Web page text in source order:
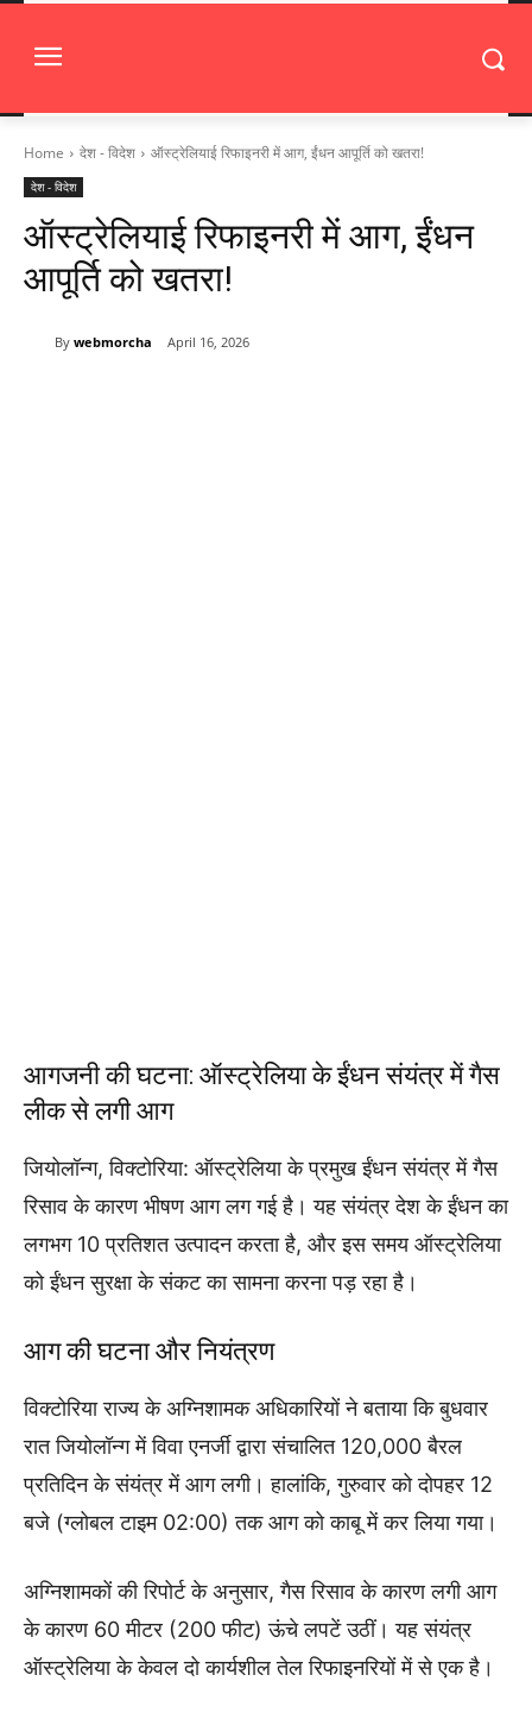
Home देश - विदेश ऑस्ट्रेलियाई रिफाइनरी में आग, ईंधन आपूर्ति को खतरा!
देश - विदेश
ऑस्ट्रेलियाई रिफाइनरी में आग, ईंधन
आपूर्ति को खतरा!
By webmorcha April 16, 2026
आगजनी की घटना: ऑस्ट्रेलिया के ईंधन संयंत्र में गैस
लीक से लगी आग
जियोलॉन्ग, विक्टोरिया: ऑस्ट्रेलिया के प्रमुख ईंधन संयंत्र में गैस
रिसाव के कारण भीषण आग लग गई है। यह संयंत्र देश के ईंधन का
लगभग 10 प्रतिशत उत्पादन करता है, और इस समय ऑस्ट्रेलिया
को ईंधन सुरक्षा के संकट का सामना करना पड़ रहा है।
आग की घटना और नियंत्रण
विक्टोरिया राज्य के अग्निशामक अधिकारियों ने बताया कि बुधवार
रात जियोलॉन्ग में विवा एनर्जी द्वारा संचालित 120,000 बैरल
प्रतिदिन के संयंत्र में आग लगी। हालांकि, गुरुवार को दोपहर 12
बजे (ग्लोबल टाइम 02:00) तक आग को काबू में कर लिया गया।
अग्निशामकों की रिपोर्ट के अनुसार, गैस रिसाव के कारण लगी आग
के कारण 60 मीटर (200 फीट) ऊंचे लपटें उठीं। यह संयंत्र
ऑस्ट्रेलिया के केवल दो कार्यशील तेल रिफाइनरियों में से एक है।